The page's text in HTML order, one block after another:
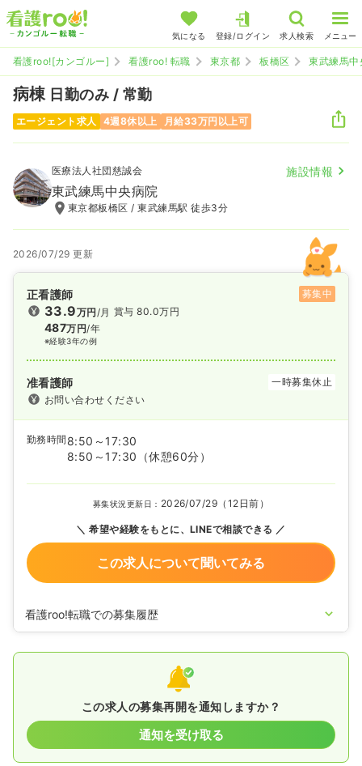
気になる 登録/ログイン 求人検索 メニュー
看護roo![カンゴルー] 看護roo! 転職 東京都 板橋区 東武練馬中
病棟 日勤のみ / 常勤
エージェント求人 4週8休以上 月給33万円以上可
医療法人社団慈誠会 施設情報
東武練馬中央病院
東京都板橋区 / 東武練馬駅 徒歩3分
2026/07/29 更新
正看護師 募集中
33.9万円/月
487万円/年
※経験3年の例
賞与 80.0万円
准看護師
一時募集休止
お問い合わせください
勤務時間 8:50～17:30
8:50～17:30
（休憩60分）
募集状況更新日： 2026/07/29（12日前）
希望や経験をもとに、LINEで相談できる
この求人について聞いてみる
看護roo!転職での募集履歴
この求人の募集再開を通知しますか？
通知を受け取る